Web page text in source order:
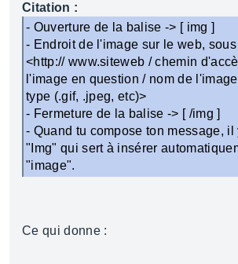
Citation :
- Ouverture de la balise -> [ img ]
- Endroit de l'image sur le web, sous
<http:// www.siteweb / chemin
l'image en question / nom de
type (.gif, .jpeg, etc)>
- Fermeture de la balise -> [ /img ]
- Quand tu compose ton message, il
"Img" qui sert à insérer
"image".
Ce qui donne :